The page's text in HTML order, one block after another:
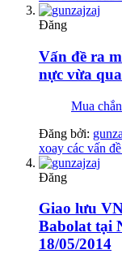
Đăng
Vấn đề ra
nực vừa qua
Mua
Đăng bởi:
xoay các vấn
Đăng
Giao lưu
Babolat tại
18/05/2014